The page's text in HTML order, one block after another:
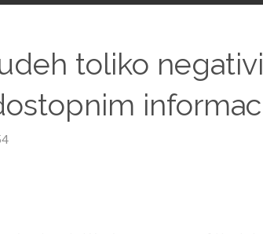
toliko